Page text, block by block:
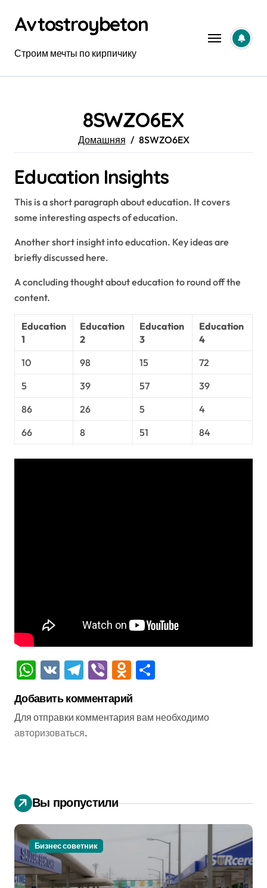
содержанию
Avtostroybeton
Строим мечты по кирпичику
8SWZO6EX
Домашняя 8SWZO6EX
Education Insights
This is a short paragraph about education. It covers
some interesting aspects of education.
Another short insight into education. Key ideas are
briefly discussed here.
A concluding thought about education to round off the
content.
Education
1
Education
2
Education
3
Education
4
10
98 15
72
5
39 57
39
86
26 5
4
66
8 51 84
WhatsApp
VK Telegram
ViberOdnoklassniki
Добавить комментарий
Для отправки комментария вам необходимо
авторизоваться.
Вы пропустили
Бизнес советник